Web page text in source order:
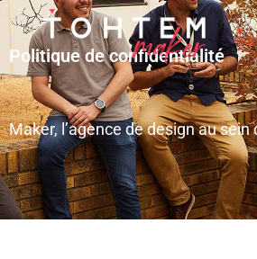
Politique de confidentialité
Maker, l’agence de design au